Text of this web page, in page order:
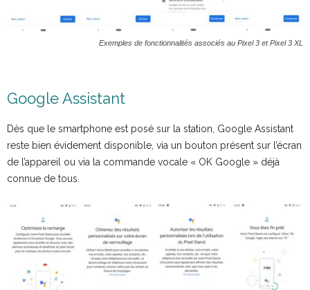
Exemples de fonctionnalités associés au Pixel 3 et Pixel 3 XL
Google Assistant
Dès que le smartphone est posé sur la station, Google Assistant
reste bien évidement disponible, via un bouton présent sur l’écran
de l’appareil ou via la commande vocale « OK Google » déjà
connue de tous.